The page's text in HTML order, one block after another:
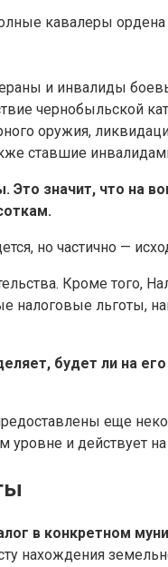
кавалеры
и инвалиды
чернобыльской
оружия,
ставшие
значит, что на
но частично —
Кроме того,
налоговые льготы,
будет ли на
еще
и действует
в конкретном
нахождения